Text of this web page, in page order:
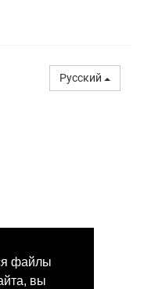
файлы
вы
Русский